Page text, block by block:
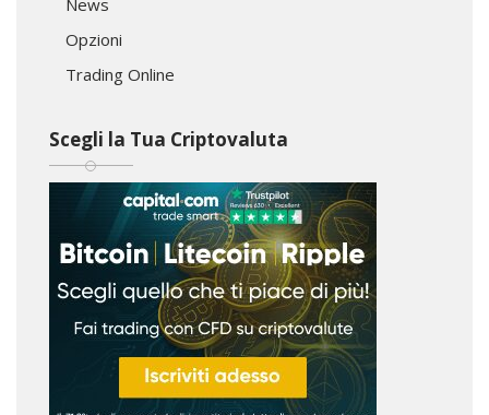
Opzioni
Trading Online
Scegli la Tua Criptovaluta